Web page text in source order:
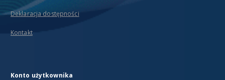
Deklaracja dostępności
Kontakt
Konto użytkownika